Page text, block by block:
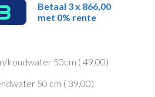
Betaal 3 x 866,00
met 0% rente
koudwater 50cm ( 49,00)
50 cm ( 39,00)